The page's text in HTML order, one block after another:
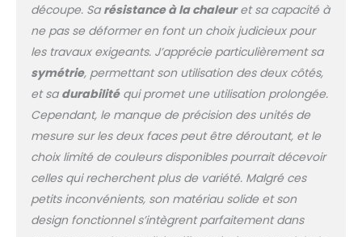
découpe. Sa résistance à la chaleuret sa capacité à
ne pas se déformer en font un choix judicieux pour
les travaux exigeants. J’apprécie particulièrement sa
symétrie, permettant son utilisation des deux côtés,
et sa durabilitéqui promet une utilisation prolongée.
Cependant, le manque de précision des unités de
mesure sur les deux faces peut être déroutant, et le
choix limité de couleurs disponibles pourrait décevoir
celles qui recherchent plus de variété. Malgré ces
petits inconvénients, son matériau solide et son
design fonctionnel s’intègrent parfaitement dans